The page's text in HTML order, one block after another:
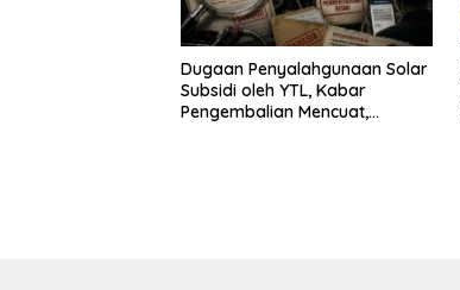
Dugaan Penyalahgunaan Solar
Subsidi oleh YTL, Kabar
Pengembalian Mencuat,